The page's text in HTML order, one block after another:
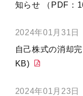
知らせ （PDF：
2024年01月31日
自己株式の消却
KB)
2024年01月23日